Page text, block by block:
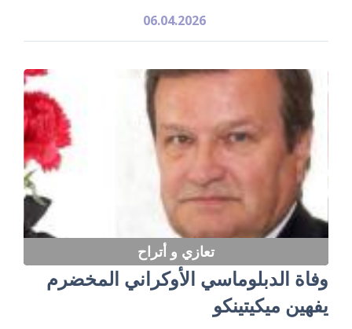
06.04.2026
تعازي و أتراح
وفاة الدبلوماسي الأوكراني المخضرم
يفهين ميكيتينكو